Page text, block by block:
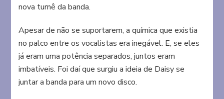
nova turnê da banda.
Apesar de não se suportarem, a química que existia
no palco entre os vocalistas era inegável. E, se eles
já eram uma potência separados, juntos eram
imbatíveis. Foi daí que surgiu a ideia de Daisy se
juntar a banda para um novo disco.